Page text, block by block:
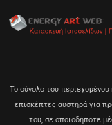
Το σύνολο του
επισκέπτες αυστηρά για
του, σε οποιοδήποτε